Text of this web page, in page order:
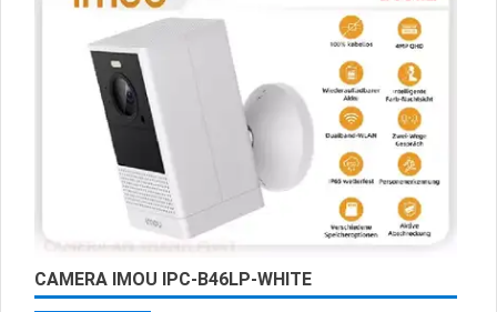
biệt hơn, camera mang đến độ phân giải 2.0 MP giúp vẽ rõ
nét và chi tiết. Để sử dụng camera này, bạn cần kết hợp với
Đầu Ghi Hồng Ngoại EXIR để có trải nghiệm tốt nhất.
CAMERA IMOU IPC-B46LP-WHITE